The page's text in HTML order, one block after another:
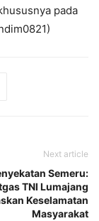
pada
Next article
Semeru:
TNI Lumajang
Keselamatan
Masyarakat